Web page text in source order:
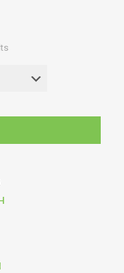
Sorted